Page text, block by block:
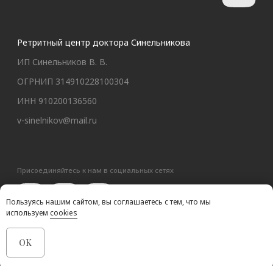
Пользуясь нашим сайтом, вы соглашаетесь с тем, что мы
используем cookies
OK